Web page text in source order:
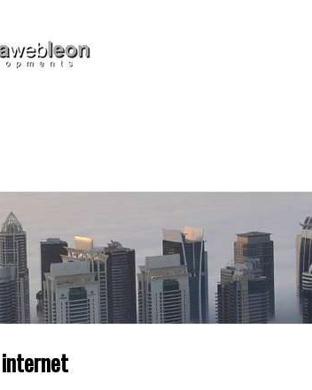
internet